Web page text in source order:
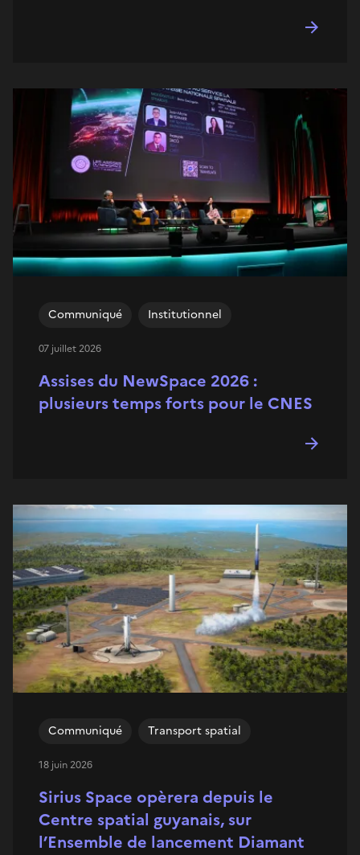
Assises du NewSpace 2026 :
plusieurs temps forts pour le CNES
Communiqué Institutionnel
07 juillet 2026
Sirius Space opèrera depuis le
Centre spatial guyanais, sur
l’Ensemble de lancement Diamant
Communiqué Transport spatial
18 juin 2026